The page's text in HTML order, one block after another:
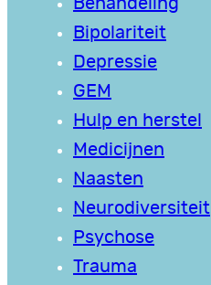
Bipolariteit
Depressie
GEM
Hulp en herstel
Medicijnen
Naasten
Neurodiversiteit
Psychose
Trauma